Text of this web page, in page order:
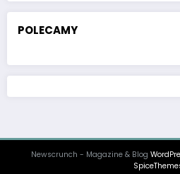
POLECAMY
Newscrunch - Magazine & Blog